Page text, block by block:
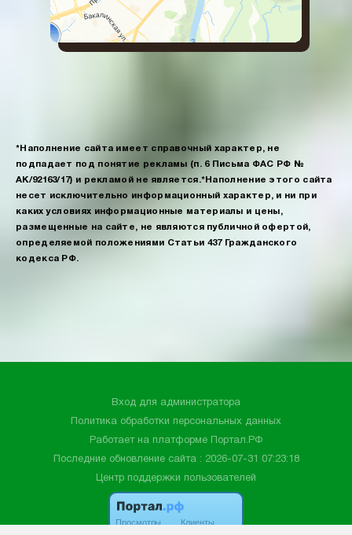
*Наполнение сайта имеет справочный характер, не
подпадает под понятие рекламы (п. 6 Письма ФАС РФ №
АК/92163/17) и рекламой не является.*Наполнение этого сайта
несет исключительно информационный характер, и ни при
каких условиях информационные материалы и цены,
размещенные на сайте, не являются публичной офертой,
определяемой положениями Статьи 437 Гражданского
кодекса РФ.
Вход для администратора
Политика обработки персональных данных
Работает на платформе
Портал.РФ
Последние обновление сайта : 2026-07-31 07:23:18
Центр поддержки пользователей